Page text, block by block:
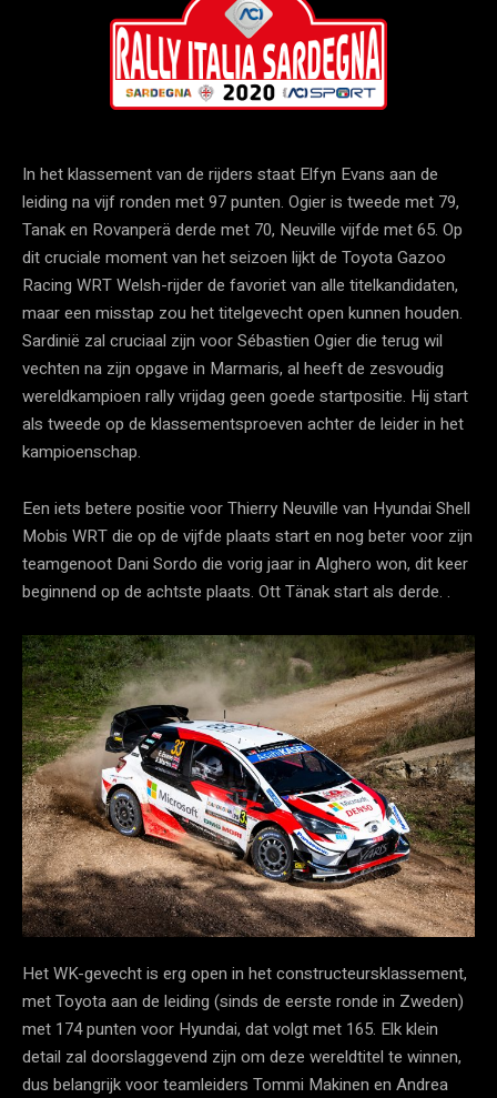
In het klassement van de rijders staat Elfyn Evans aan de
leiding na vijf ronden met 97 punten. Ogier is tweede met 79,
Tanak en Rovanperä derde met 70, Neuville vijfde met 65. Op
dit cruciale moment van het seizoen lijkt de Toyota Gazoo
Racing WRT Welsh-rijder de favoriet van alle titelkandidaten,
maar een misstap zou het titelgevecht open kunnen houden.
Sardinië zal cruciaal zijn voor Sébastien Ogier die terug wil
vechten na zijn opgave in Marmaris, al heeft de zesvoudig
wereldkampioen rally vrijdag geen goede startpositie. Hij start
als tweede op de klassementsproeven achter de leider in het
kampioenschap.
Een iets betere positie voor Thierry Neuville van Hyundai Shell
Mobis WRT die op de vijfde plaats start en nog beter voor zijn
teamgenoot Dani Sordo die vorig jaar in Alghero won, dit keer
beginnend op de achtste plaats. Ott Tänak start als derde. .
Het WK-gevecht is erg open in het constructeursklassement,
met Toyota aan de leiding (sinds de eerste ronde in Zweden)
met 174 punten voor Hyundai, dat volgt met 165. Elk klein
detail zal doorslaggevend zijn om deze wereldtitel te winnen,
dus belangrijk voor teamleiders Tommi Makinen en Andrea